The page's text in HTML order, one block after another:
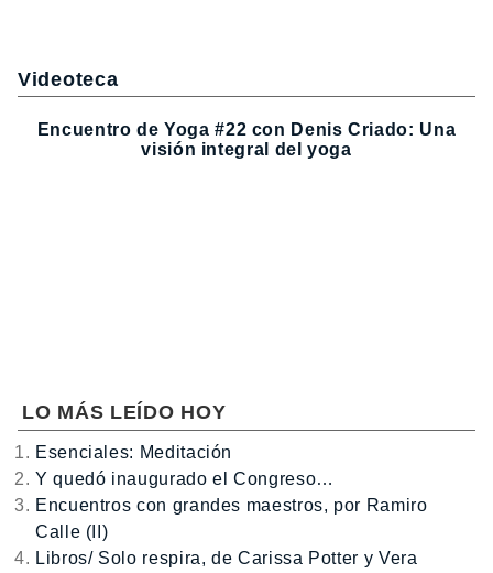
Videoteca
Encuentro de Yoga #22 con Denis Criado: Una
visión integral del yoga
LO MÁS LEÍDO HOY
Esenciales: Meditación
Y quedó inaugurado el Congreso…
Encuentros con grandes maestros, por Ramiro
Calle (II)
Libros/ Solo respira, de Carissa Potter y Vera